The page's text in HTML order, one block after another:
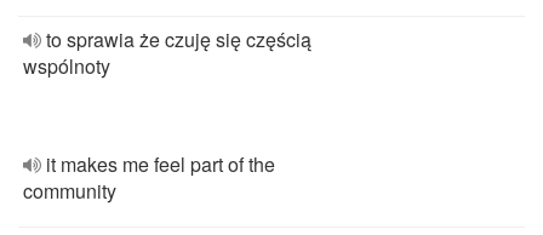
to sprawia że czuję się częścią
wspólnoty
it makes me feel part of the
community